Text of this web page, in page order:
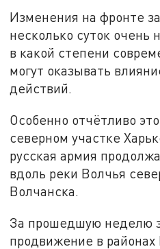
Изменения на фронте
несколько суток очень
в какой степени
могут оказывать
действий.
Особенно отчётливо
северном участке
русская армия
вдоль реки Волчья
Волчанска.
За прошедшую неделю
продвижение в районах